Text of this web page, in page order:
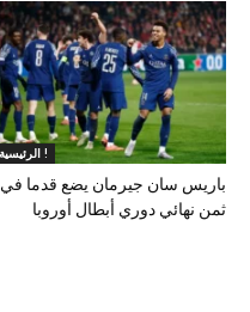
الرئيسية !
باريس سان جيرمان يضع قدما في
ثمن نهائي دوري أبطال أوروبا